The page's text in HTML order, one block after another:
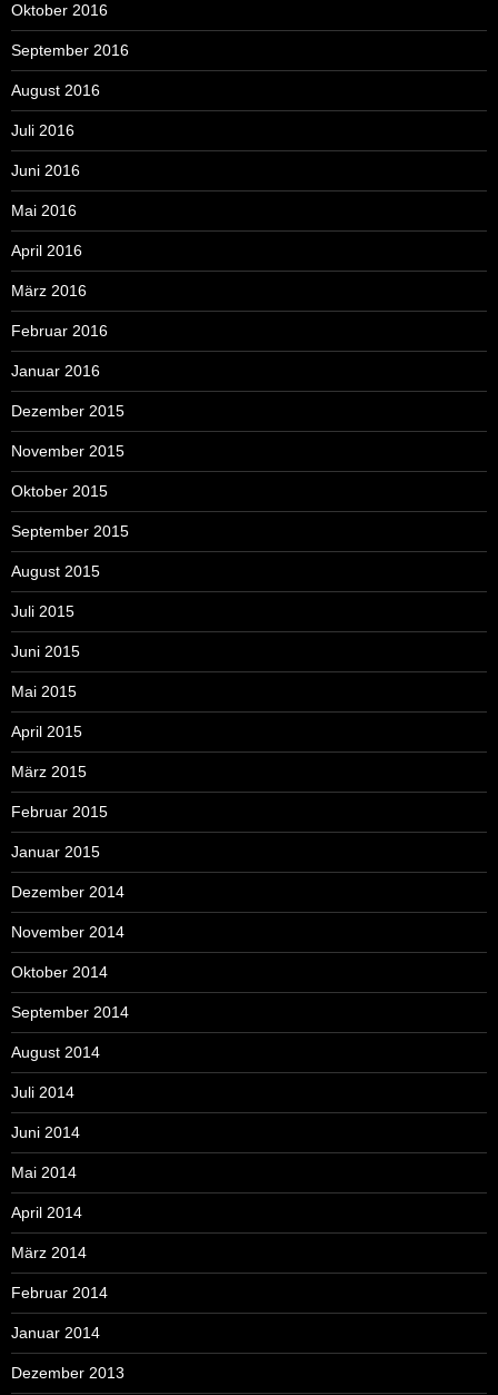
Oktober 2016
September 2016
August 2016
Juli 2016
Juni 2016
Mai 2016
April 2016
März 2016
Februar 2016
Januar 2016
Dezember 2015
November 2015
Oktober 2015
September 2015
August 2015
Juli 2015
Juni 2015
Mai 2015
April 2015
März 2015
Februar 2015
Januar 2015
Dezember 2014
November 2014
Oktober 2014
September 2014
August 2014
Juli 2014
Juni 2014
Mai 2014
April 2014
März 2014
Februar 2014
Januar 2014
Dezember 2013